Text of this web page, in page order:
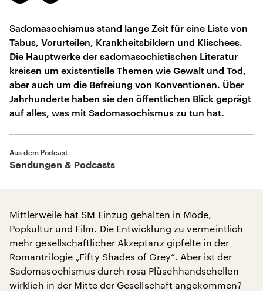
Sadomasochismus stand lange Zeit für eine Liste von
Tabus, Vorurteilen, Krankheitsbildern und Klischees.
Die Hauptwerke der sadomasochistischen Literatur
kreisen um existentielle Themen wie Gewalt und Tod,
aber auch um die Befreiung von Konventionen. Über
Jahrhunderte haben sie den öffentlichen Blick geprägt
auf alles, was mit Sadomasochismus zu tun hat.
Aus dem Podcast
Sendungen & Podcasts
Mittlerweile hat SM Einzug gehalten in Mode,
Popkultur und Film. Die Entwicklung zu vermeintlich
mehr gesellschaftlicher Akzeptanz gipfelte in der
Romantrilogie „Fifty Shades of Grey”. Aber ist der
Sadomasochismus durch rosa Plüschhandschellen
wirklich in der Mitte der Gesellschaft angekommen?